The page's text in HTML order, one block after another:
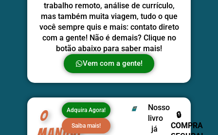
trabalho remoto, análise de currículo,
mas também muita viagem, tudo o que
você sempre quis e mais: contato direto
com a gente! Não é demais? Clique no
botão abaixo para saber mais!
Vem com a gente!
O
Adquira Agora!
Saiba mais!
Nosso
livro
já
🔒
COMPRA